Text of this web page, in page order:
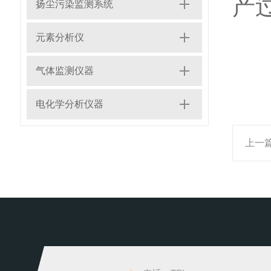
扬尘污染监测系统
元素分析仪
气体监测仪器
电化学分析仪器
产
上一